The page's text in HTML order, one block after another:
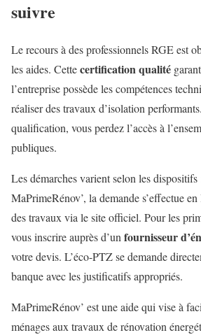
suivre
Le recours à des professionnels RGE est
les aides. Cettecertification qualité
l’entreprise possède les compétences
réaliser des travaux d’isolation
qualification, vous perdez l’accès à
publiques.
Les démarches varient selon les
MaPrimeRénov’, la demande s’effectue
des travaux via le site officiel. Pour les
vous inscrire auprès d’unfournisseur
votre devis. L’éco-PTZ se demande
banque avec les justificatifs appropriés.
MaPrimeRénov’ est une aide qui vise à
ménages aux travaux de rénovation